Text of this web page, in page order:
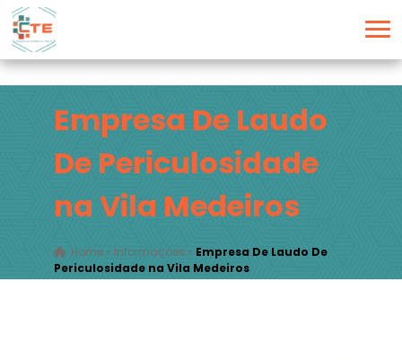
Empresa De Laudo
De Periculosidade
na Vila Medeiros
Home» Informações » Empresa De Laudo De
Periculosidade na Vila Medeiros